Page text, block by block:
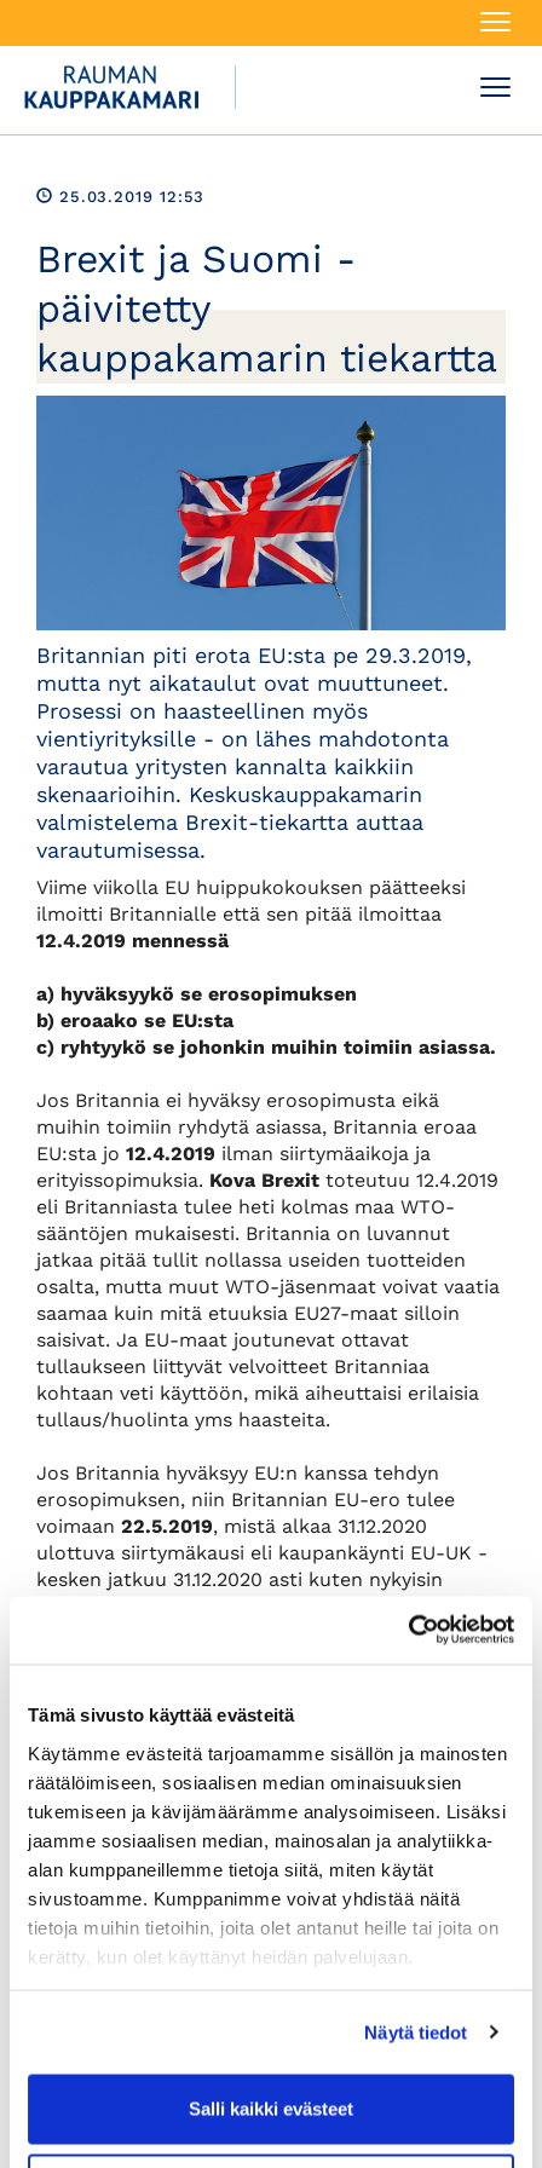
Tämä sivusto käyttää evästeitä
Käytämme evästeitä tarjoamamme sisällön ja mainosten
räätälöimiseen, sosiaalisen median ominaisuuksien
tukemiseen ja kävijämäärämme analysoimiseen. Lisäksi
jaamme sosiaalisen median, mainosalan ja analytiikka-
alan kumppaneillemme tietoja siitä, miten käytät
sivustoamme. Kumppanimme voivat yhdistää näitä
tietoja muihin tietoihin, joita olet antanut heille tai joita on
kerätty, kun olet käyttänyt heidän palvelujaan.
Näytä tiedot
Salli kaikki evästeet
25.03.2019 12:53
Brexit ja Suomi -
päivitetty
kauppakamarin tiekartta
Britannian piti erota EU:sta pe 29.3.2019,
mutta nyt aikataulut ovat muuttuneet.
Prosessi on haasteellinen myös
vientiyrityksille - on lähes mahdotonta
varautua yritysten kannalta kaikkiin
skenaarioihin. Keskuskauppakamarin
valmistelema Brexit-tiekartta auttaa
varautumisessa.
Viime viikolla EU huippukokouksen päätteeksi
ilmoitti Britannialle että sen pitää ilmoittaa
12.4.2019 mennessä
a) hyväksyykö se erosopimuksen
b) eroaako se EU:sta
c) ryhtyykö se johonkin muihin toimiin asiassa.
Jos Britannia ei hyväksy erosopimusta eikä
muihin toimiin ryhdytä asiassa, Britannia eroaa
EU:sta jo 12.4.2019 ilman siirtymäaikoja ja
erityissopimuksia. Kova Brexit toteutuu 12.4.2019
eli Britanniasta tulee heti kolmas maa WTO-
sääntöjen mukaisesti. Britannia on luvannut
jatkaa pitää tullit nollassa useiden tuotteiden
osalta, mutta muut WTO-jäsenmaat voivat vaatia
saamaa kuin mitä etuuksia EU27-maat silloin
saisivat. Ja EU-maat joutunevat ottavat
tullaukseen liittyvät velvoitteet Britanniaa
kohtaan veti käyttöön, mikä aiheuttaisi erilaisia
tullaus/huolinta yms haasteita.
Jos Britannia hyväksyy EU:n kanssa tehdyn
erosopimuksen, niin Britannian EU-ero tulee
voimaan 22.5.2019, mistä alkaa 31.12.2020
ulottuva siirtymäkausi eli kaupankäynti EU-UK -
kesken jatkuu 31.12.2020 asti kuten nykyisin
sen mukaan, mitä EU ja UK ennättävät asiasta
aikataulutKauppakamarin Brexit -sivulle:
https://kauppakamari.fi/kansainvaliset-
asiat/yritysten-seitseman-selviytymisvinkkia-
brexitiin/
OheisenaKauppakamarin Brexit-tiekartta(liite).
brexit ja suomi 2019 - kauppakamarien tiekartta
2019 päivitys 25-3-2019 .pdf
Britannian toimista ja EU27-maiden
ulkosuhteet. EU27-maat voivat aina toki
poliittisin päätöksiä määritellä uudelleen Brexit-